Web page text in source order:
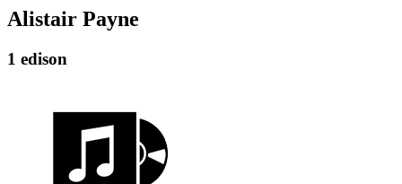
Alistair Payne
1 edison